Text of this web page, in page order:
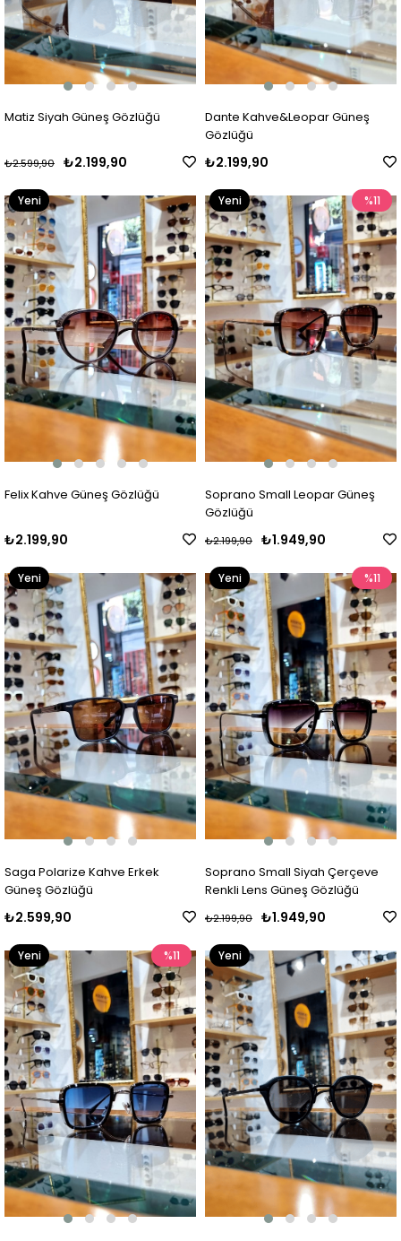
Matiz Siyah Güneş Gözlüğü
₺2.199,90
₺2.599,90
Dante Kahve&Leopar Güneş
Gözlüğü
₺2.199,90
Felix Kahve Güneş Gözlüğü
₺2.199,90
Yeni
Ürün
Soprano Small Leopar Güneş
Gözlüğü
₺1.949,90
₺2.199,90
%11
Yeni
Ürün
Saga Polarize Kahve Erkek
Güneş Gözlüğü
₺2.599,90
Yeni
Ürün
Soprano Small Siyah Çerçeve
Renkli Lens Güneş Gözlüğü
₺1.949,90
₺2.199,90
%11
Yeni
Ürün
%11
Yeni
Ürün
Yeni
Ürün